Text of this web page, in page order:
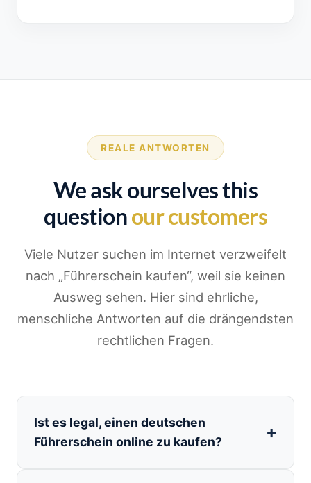
REALE ANTWORTEN
We ask ourselves this
questionour customers
Viele Nutzer suchen im Internet verzweifelt
nach „Führerschein kaufen“, weil sie keinen
Ausweg sehen. Hier sind ehrliche,
menschliche Antworten auf die drängendsten
rechtlichen Fragen.
Ist es legal, einen deutschen
Führerschein online zu kaufen?